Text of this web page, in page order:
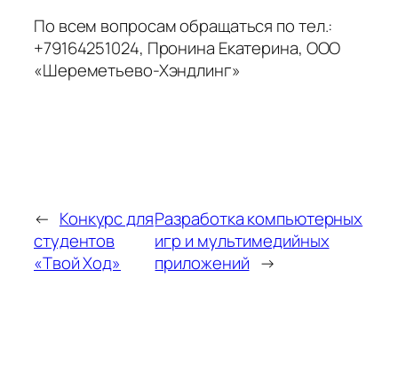
По всем вопросам обращаться по тел.:
+79164251024, Пронина Екатерина, ООО
«Шереметьево-Хэндлинг»
← Конкурс для
студентов
«Твой Ход»
Разработка компьютерных
игр и мультимедийных
приложений →